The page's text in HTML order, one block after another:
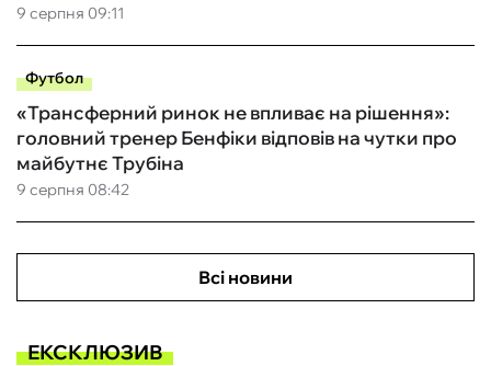
9 серпня 09:11
Футбол
9 серпня 08:42
«Трансферний ринок не впливає на рішення»:
головний тренер Бенфіки відповів на чутки про
майбутнє Трубіна
Всі новини
ЕКСКЛЮЗИВ